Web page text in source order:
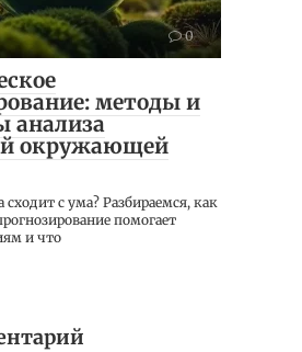
0
методы и
анализа
окружающей
с ума? Разбираемся, как
помогает
и что